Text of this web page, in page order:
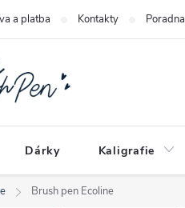
a platba Kontakty Poradna
Dárky Kaligrafie
Brush pen Ecoline